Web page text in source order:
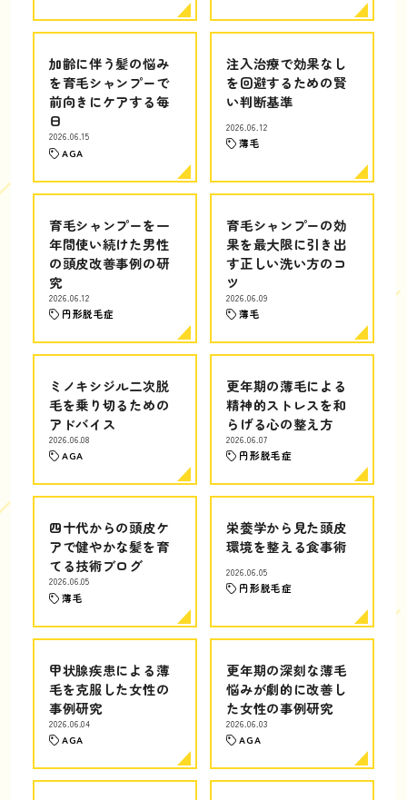
加齢に伴う髪の悩み
を育毛シャンプーで
前向きにケアする毎
日
2026.06.15
AGA
注入治療で効果なし
を回避するための賢
い判断基準
2026.06.12
薄毛
育毛シャンプーを一
年間使い続けた男性
の頭皮改善事例の研
究
2026.06.12
円形脱毛症
育毛シャンプーの効
果を最大限に引き出
す正しい洗い方のコ
ツ
2026.06.09
薄毛
ミノキシジル二次脱
毛を乗り切るための
アドバイス
2026.06.08
AGA
更年期の薄毛による
精神的ストレスを和
らげる心の整え方
2026.06.07
円形脱毛症
四十代からの頭皮ケ
アで健やかな髪を育
てる技術ブログ
2026.06.05
薄毛
栄養学から見た頭皮
環境を整える食事術
2026.06.05
円形脱毛症
甲状腺疾患による薄
毛を克服した女性の
事例研究
2026.06.04
AGA
更年期の深刻な薄毛
悩みが劇的に改善し
た女性の事例研究
2026.06.03
AGA